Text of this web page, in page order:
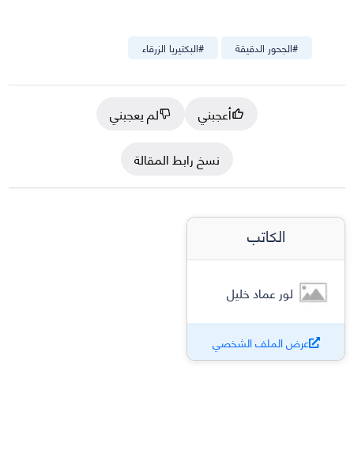
#البكتيريا الزرقاء #الجحور الدقيقة
أعجبني
لم يعجبني
نسخ رابط المقالة
الكاتب
لور عماد خليل
عرض الملف الشخصي